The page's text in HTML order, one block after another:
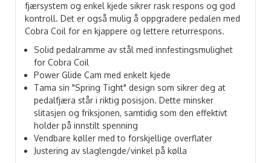
fjærsystem og enkel kjede sikrer rask respons og god
kontroll. Det er også mulig å oppgradere pedalen med
Cobra Coil for en kjappere og lettere returrespons.
Solid pedalramme av stål med innfestingsmulighet
for Cobra Coil
Power Glide Cam med enkelt kjede
Tama sin "Spring Tight" design som sikrer deg at
pedalfjæra står i riktig posisjon. Dette minsker
slitasjen og friksjonen, samtidig som den effektivt
holder på innstilt spenning
Vendbare køller med to forskjellige overflater
Justering av slaglengde/vinkel på kølla